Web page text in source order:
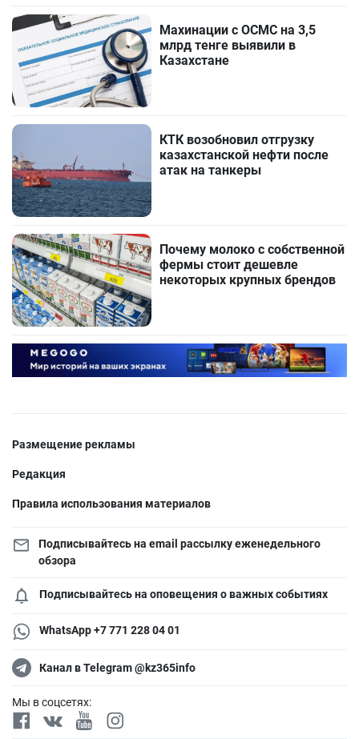
Махинации с ОСМС на 3,5
млрд тенге выявили в
Казахстане
КТК возобновил отгрузку
казахстанской нефти после
атак на танкеры
Почему молоко с собственной
фермы стоит дешевле
некоторых крупных брендов
Размещение рекламы
Редакция
Правила использования материалов
Подписывайтесь на email рассылку еженедельного
обзора
Подписывайтесь на оповещения о важных событиях
WhatsApp +7 771 228 04 01
Канал в Telegram @kz365info
Мы в соцсетях: